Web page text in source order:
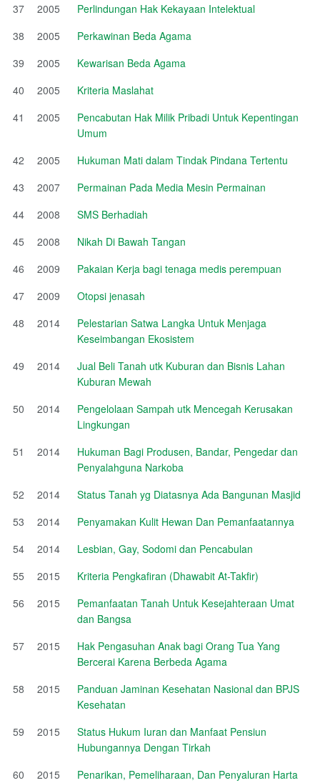
37
2005
Perlindungan Hak Kekayaan Intelektual
38
2005
Perkawinan Beda Agama
39
2005
Kewarisan Beda Agama
40
2005
Kriteria Maslahat
41
2005
Pencabutan Hak Milik Pribadi Untuk Kepentingan
Umum
42
2005
Hukuman Mati dalam Tindak Pindana Tertentu
43
2007
Permainan Pada Media Mesin Permainan
44
2008
SMS Berhadiah
45
2008
Nikah Di Bawah Tangan
46
2009
Pakaian Kerja bagi tenaga medis perempuan
47
2009
Otopsi jenasah
48
2014
Pelestarian Satwa Langka Untuk Menjaga
Keseimbangan Ekosistem
49
2014
Jual Beli Tanah utk Kuburan dan Bisnis Lahan
Kuburan Mewah
50
2014
Pengelolaan Sampah utk Mencegah Kerusakan
Lingkungan
51
2014
Hukuman Bagi Produsen, Bandar, Pengedar dan
Penyalahguna Narkoba
52
2014
Status Tanah yg Diatasnya Ada Bangunan Masjid
53
2014
Penyamakan Kulit Hewan Dan Pemanfaatannya
54
2014
Lesbian, Gay, Sodomi dan Pencabulan
55
2015
Kriteria Pengkafiran (Dhawabit At-Takfir)
56
2015
Pemanfaatan Tanah Untuk Kesejahteraan Umat
dan Bangsa
57
2015
Hak Pengasuhan Anak bagi Orang Tua Yang
Bercerai Karena Berbeda Agama
58
2015
Panduan Jaminan Kesehatan Nasional dan BPJS
Kesehatan
59
2015
Status Hukum Iuran dan Manfaat Pensiun
Hubungannya Dengan Tirkah
60
2015
Penarikan, Pemeliharaan, Dan Penyaluran Harta